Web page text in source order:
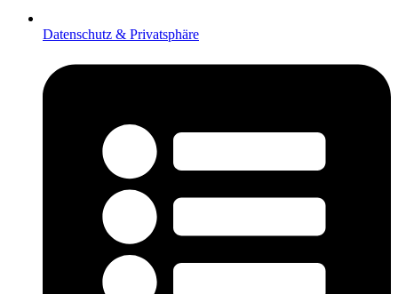
Datenschutz & Privatsphäre